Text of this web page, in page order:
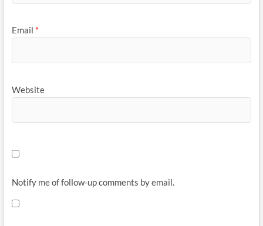
Email *
Website
Notify me of follow-up comments by email.